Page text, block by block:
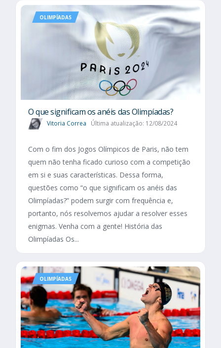
OLIMPÍADAS
O que significam os anéis das Olimpíadas?
Vitoria Correa Última atualização: 12/08/2024
Com o fim dos Jogos Olímpicos de Paris, não tem
quem não tenha ficado curioso com a competição
em si e suas características. Dessa forma,
questões como “o que significam os anéis das
Olimpíadas?” podem surgir com frequência e,
portanto, nós resolvemos ajudar a resolver esses
enigmas. Venha com a gente! História das
Olimpíadas Os...
OLIMPÍADAS